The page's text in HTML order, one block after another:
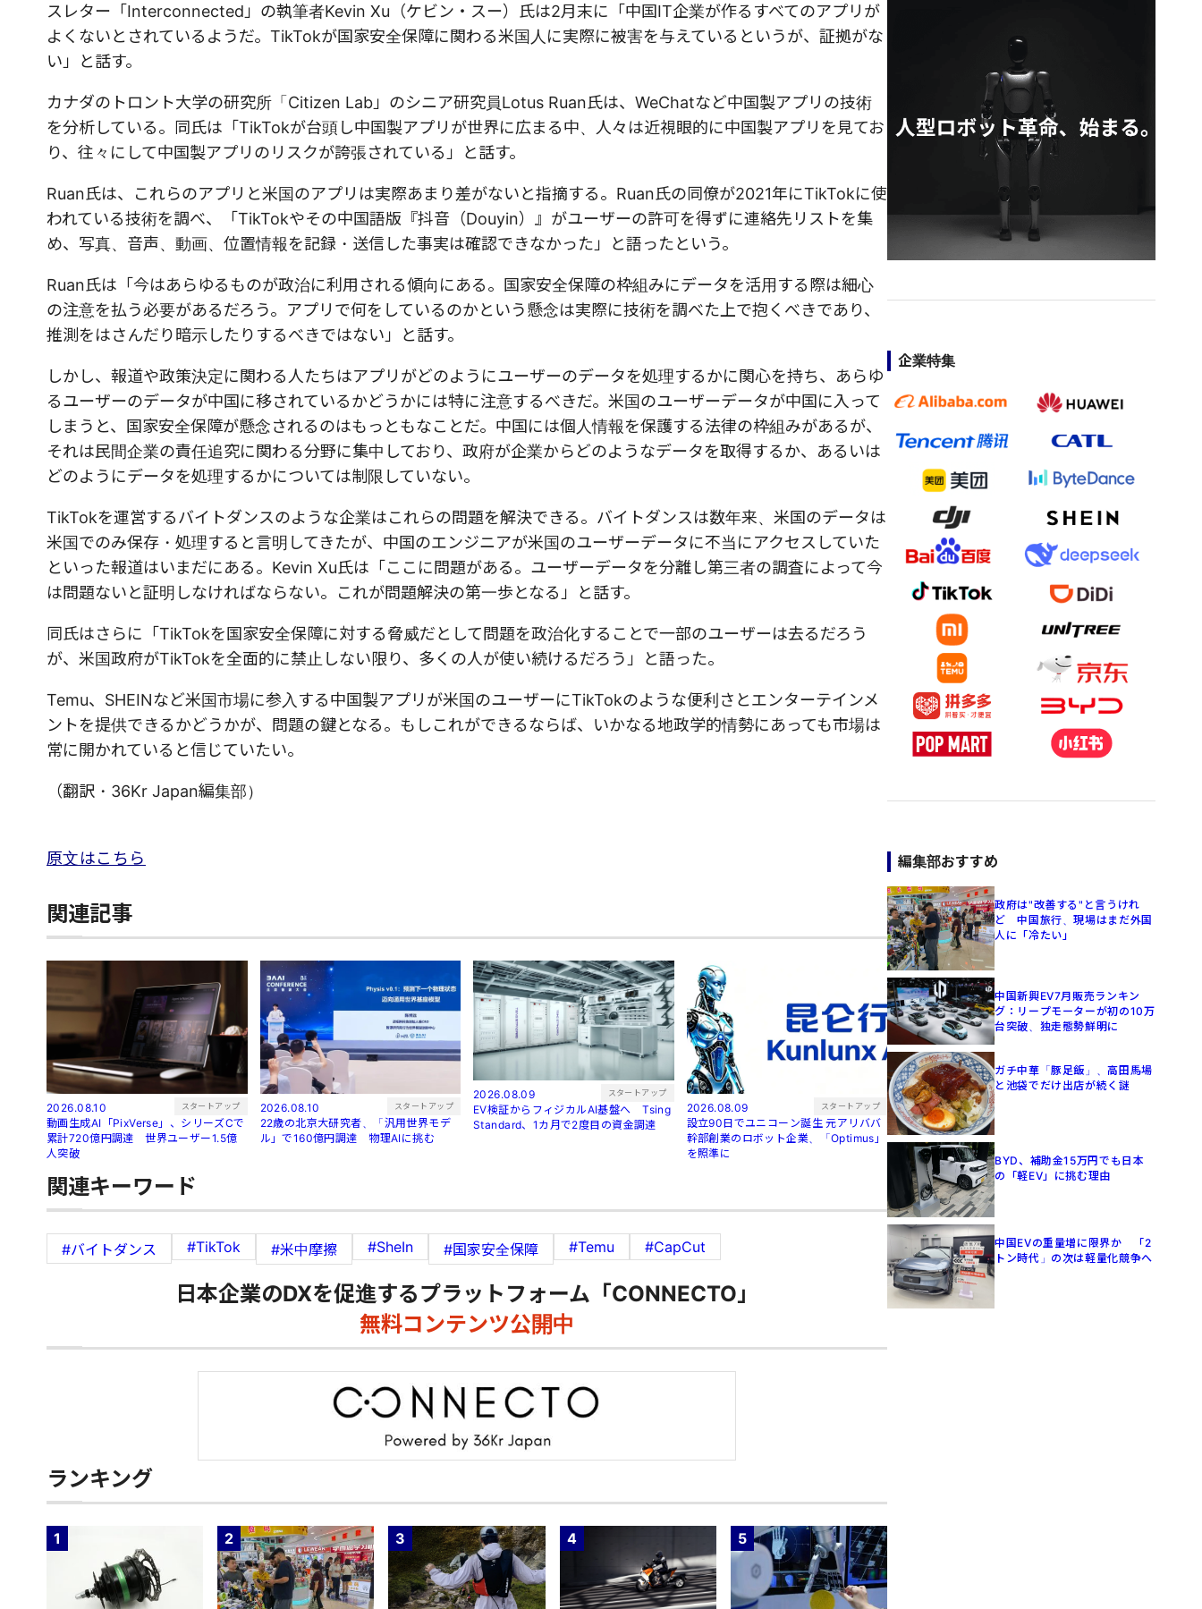
スレター「Interconnected」の執筆者Kevin Xu（ケビン・スー）氏は2月末に「中国IT企業が作るすべてのアプリが
よくないとされているようだ。TikTokが国家安全保障に関わる米国人に実際に被害を与えているというが、証拠がな
い」と話す。
カナダのトロント大学の研究所「Citizen Lab」のシニア研究員Lotus Ruan氏は、WeChatなど中国製アプリの技術
を分析している。同氏は「TikTokが台頭し中国製アプリが世界に広まる中、人々は近視眼的に中国製アプリを見てお
り、往々にして中国製アプリのリスクが誇張されている」と話す。
Ruan氏は、これらのアプリと米国のアプリは実際あまり差がないと指摘する。Ruan氏の同僚が2021年にTikTokに使
われている技術を調べ、「TikTokやその中国語版『抖音（Douyin）』がユーザーの許可を得ずに連絡先リストを集
め、写真、音声、動画、位置情報を記録・送信した事実は確認できなかった」と語ったという。
Ruan氏は「今はあらゆるものが政治に利用される傾向にある。国家安全保障の枠組みにデータを活用する際は細心
の注意を払う必要があるだろう。アプリで何をしているのかという懸念は実際に技術を調べた上で抱くべきであり、
推測をはさんだり暗示したりするべきではない」と話す。
しかし、報道や政策決定に関わる人たちはアプリがどのようにユーザーのデータを処理するかに関心を持ち、あらゆ
るユーザーのデータが中国に移されているかどうかには特に注意するべきだ。米国のユーザーデータが中国に入って
しまうと、国家安全保障が懸念されるのはもっともなことだ。中国には個人情報を保護する法律の枠組みがあるが、
それは民間企業の責任追究に関わる分野に集中しており、政府が企業からどのようなデータを取得するか、あるいは
どのようにデータを処理するかについては制限していない。
TikTokを運営するバイトダンスのような企業はこれらの問題を解決できる。バイトダンスは数年来、米国のデータは
米国でのみ保存・処理すると言明してきたが、中国のエンジニアが米国のユーザーデータに不当にアクセスしていた
といった報道はいまだにある。Kevin Xu氏は「ここに問題がある。ユーザーデータを分離し第三者の調査によって今
は問題ないと証明しなければならない。これが問題解決の第一歩となる」と話す。
同氏はさらに「TikTokを国家安全保障に対する脅威だとして問題を政治化することで一部のユーザーは去るだろう
が、米国政府がTikTokを全面的に禁止しない限り、多くの人が使い続けるだろう」と語った。
Temu、SHEINなど米国市場に参入する中国製アプリが米国のユーザーにTikTokのような便利さとエンターテインメ
ントを提供できるかどうかが、問題の鍵となる。もしこれができるならば、いかなる地政学的情勢にあっても市場は
常に開かれていると信じていたい。
（翻訳・36Kr Japan編集部）
原文はこちら
関連記事
2026.08.10 スタートアップ
動画生成AI「PixVerse」、シリーズCで
累計720億円調達 世界ユーザー1.5億
人突破
2026.08.10 スタートアップ
22歳の北京大研究者、「汎用世界モデ
ル」で160億円調達 物理AIに挑む
2026.08.09 スタートアップ
EV検証からフィジカルAI基盤へ Tsing
Standard、1カ月で2度目の資金調達
2026.08.09 スタートアップ
設立90日でユニコーン誕生 元アリババ
幹部創業のロボット企業、「Optimus」
を照準に
関連キーワード
#バイトダンス #TikTok #米中摩擦 #SheIn #国家安全保障 #Temu #CapCut
日本企業のDXを促進するプラットフォーム「CONNECTO」
無料コンテンツ公開中
ランキング
1 2 3 4 5
企業特集
編集部おすすめ
政府は"改善する"と言うけれ
ど 中国旅行、現場はまだ外国
人に「冷たい」
中国新興EV7月販売ランキン
グ：リープモーターが初の10万
台突破、独走態勢鮮明に
ガチ中華「豚足飯」、高田馬場
と池袋でだけ出店が続く謎
BYD、補助金15万円でも日本
の「軽EV」に挑む理由
中国EVの重量増に限界か 「2
トン時代」の次は軽量化競争へ